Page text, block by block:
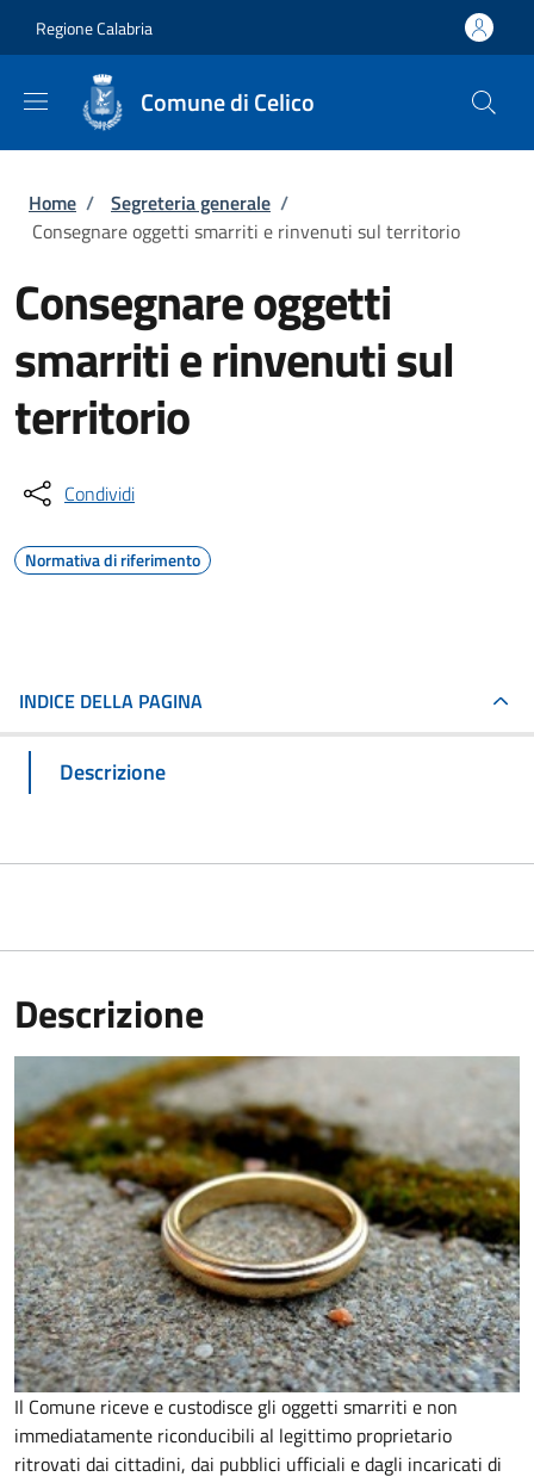
Regione Calabria
Comune di Celico
Briciole di pane
Home / Segreteria generale /
Consegnare oggetti smarriti e rinvenuti sul territorio
Consegnare oggetti
smarriti e rinvenuti sul
territorio
Condividi
Normativa di riferimento
INDICE DELLA PAGINA
Descrizione
Descrizione
Il Comune riceve e custodisce gli oggetti smarriti e non
immediatamente riconducibili al legittimo proprietario
ritrovati dai cittadini, dai pubblici ufficiali e dagli incaricati di